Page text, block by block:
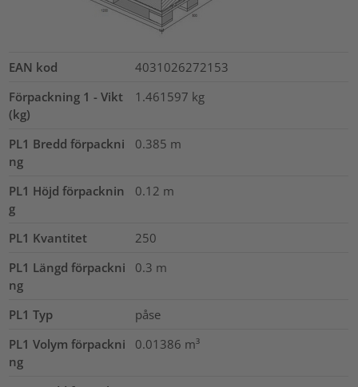
EAN kod
4031026272153
Förpackning 1 - Vikt
(kg)
1.461597 kg
PL1 Bredd förpackni
ng
0.385 m
PL1 Höjd förpacknin
g
0.12 m
PL1 Kvantitet
250
PL1 Längd förpackni
ng
0.3 m
PL1 Typ
påse
PL1 Volym förpackni
ng
0.01386 m³